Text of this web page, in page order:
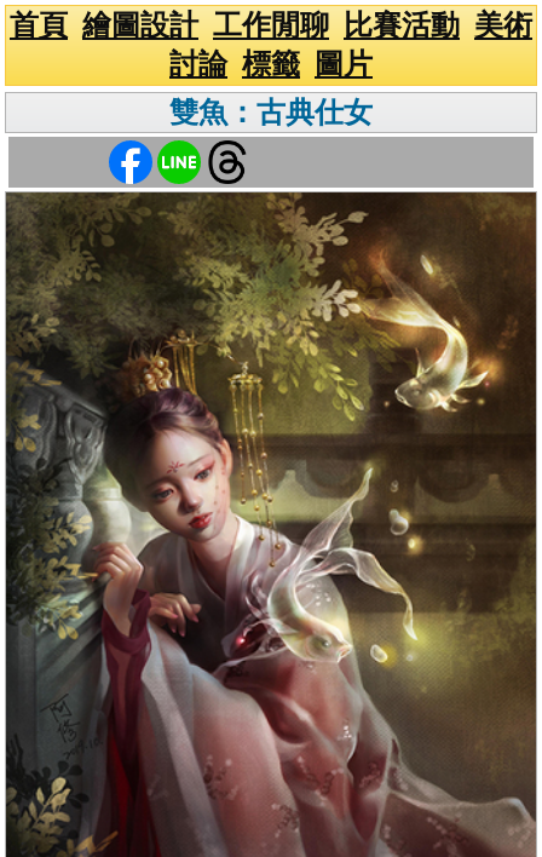
首頁 繪圖設計 工作閒聊 比賽活動 美術
討論 標籤
圖片
雙魚：古典仕女